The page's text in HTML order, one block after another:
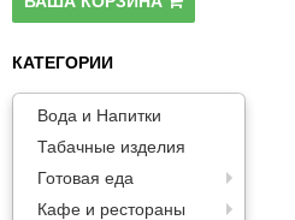
КАТЕГОРИИ
Вода и Напитки
Табачные изделия
Готовая еда
Кафе и рестораны